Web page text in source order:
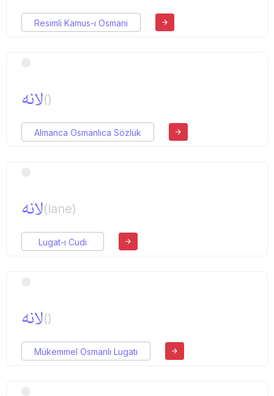
Resimli Kamus-ı Osmani
لانه()
Almanca Osmanlıca Sözlük
لانه(lane)
Lugat-ı Cudi
لانه()
Mükemmel Osmanlı Lugatı